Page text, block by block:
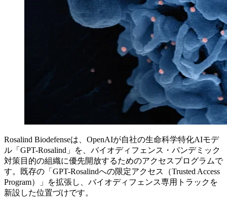
Rosalind Biodefenseは、OpenAIが自社の生命科学特化AIモデ
ル「GPT-Rosalind」を、バイオディフェンス・パンデミック
対策目的の組織に優先開放するためのアクセスプログラムで
す。既存の「GPT-Rosalindへの限定アクセス（Trusted Access
Program）」を拡張し、バイオディフェンス専用トラックを
新設した位置づけです。